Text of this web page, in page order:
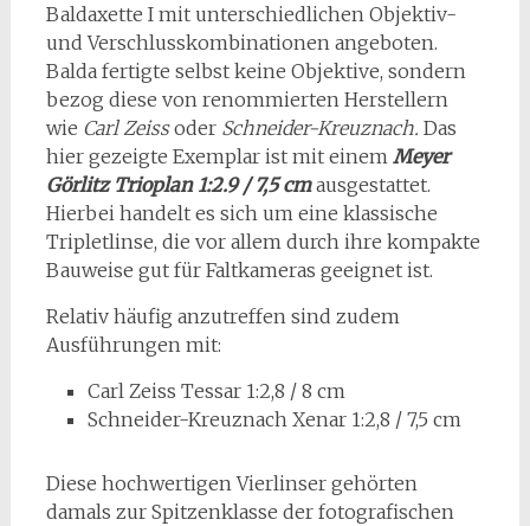
Baldaxette I mit unterschiedlichen Objektiv-
und Verschlusskombinationen angeboten.
Balda fertigte selbst keine Objektive, sondern
bezog diese von renommierten Herstellern
wie Carl Zeissoder Schneider-Kreuznach. Das
hier gezeigte Exemplar ist mit einem Meyer
Görlitz Trioplan 1:2.9 / 7,5 cmausgestattet.
Hierbei handelt es sich um eine klassische
Tripletlinse, die vor allem durch ihre kompakte
Bauweise gut für Faltkameras geeignet ist.
Relativ häufig anzutreffen sind zudem
Ausführungen mit:
Carl Zeiss Tessar 1:2,8 / 8 cm
Schneider-Kreuznach Xenar 1:2,8 / 7,5 cm
Diese hochwertigen Vierlinser gehörten
damals zur Spitzenklasse der fotografischen